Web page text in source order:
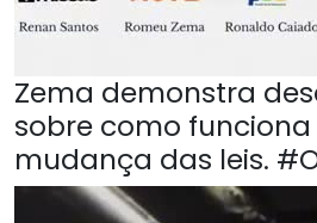
Zema demonstra
sobre como
mudança das leis.